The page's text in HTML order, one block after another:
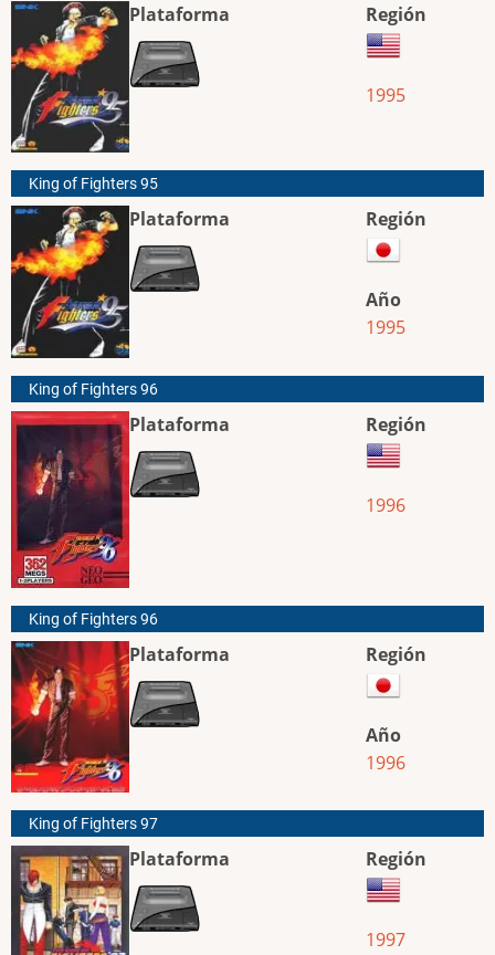
Plataforma Región
1995
King of Fighters 95
Plataforma Región
Año
1995
King of Fighters 96
Plataforma Región
1996
King of Fighters 96
Plataforma Región
Año
1996
King of Fighters 97
Plataforma Región
1997